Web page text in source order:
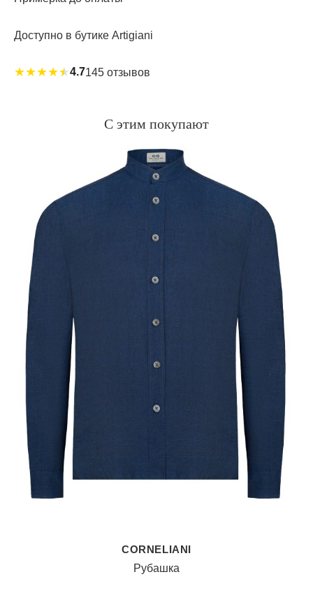
Доступно в бутике Artigiani
★★★★★4.7145 отзывов
С этим покупают
CORNELIANI
Рубашка